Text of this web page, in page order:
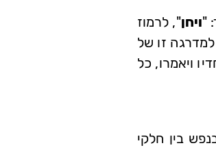
"ויחן", לרמוז
זו של
ויאמרו, כל
בין חלקי